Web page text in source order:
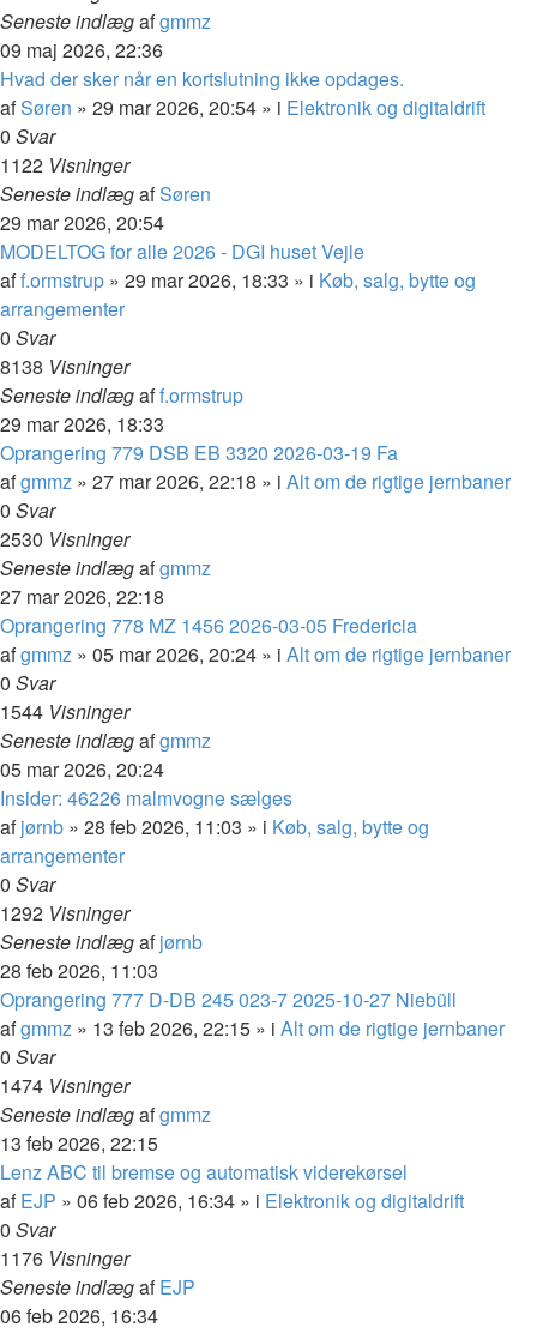
Seneste indlægafgmmz
09 maj 2026, 22:36
Hvad der sker når en kortslutning ikke opdages.
afSøren » 29 mar 2026, 20:54 » i Elektronik og digitaldrift
0 Svar
1122 Visninger
Seneste indlægafSøren
29 mar 2026, 20:54
MODELTOG for alle 2026 - DGI huset Vejle
aff.ormstrup » 29 mar 2026, 18:33 » i Køb, salg, bytte og
arrangementer
0 Svar
8138 Visninger
Seneste indlægaff.ormstrup
29 mar 2026, 18:33
Oprangering 779 DSB EB 3320 2026-03-19 Fa
afgmmz » 27 mar 2026, 22:18 » i Alt om de rigtige jernbaner
0 Svar
2530 Visninger
Seneste indlægafgmmz
27 mar 2026, 22:18
Oprangering 778 MZ 1456 2026-03-05 Fredericia
afgmmz » 05 mar 2026, 20:24 » i Alt om de rigtige jernbaner
0 Svar
1544 Visninger
Seneste indlægafgmmz
05 mar 2026, 20:24
Insider: 46226 malmvogne sælges
afjørnb » 28 feb 2026, 11:03 » i Køb, salg, bytte og
arrangementer
0 Svar
1292 Visninger
Seneste indlægafjørnb
28 feb 2026, 11:03
Oprangering 777 D-DB 245 023-7 2025-10-27 Niebüll
afgmmz » 13 feb 2026, 22:15 » i Alt om de rigtige jernbaner
0 Svar
1474 Visninger
Seneste indlægafgmmz
13 feb 2026, 22:15
Lenz ABC til bremse og automatisk viderekørsel
afEJP » 06 feb 2026, 16:34 » i Elektronik og digitaldrift
0 Svar
1176 Visninger
Seneste indlægafEJP
06 feb 2026, 16:34